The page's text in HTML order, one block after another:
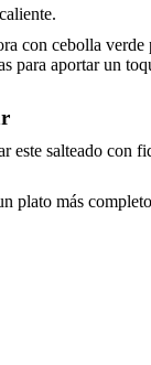
con cebolla
para aportar un
este salteado con
plato más